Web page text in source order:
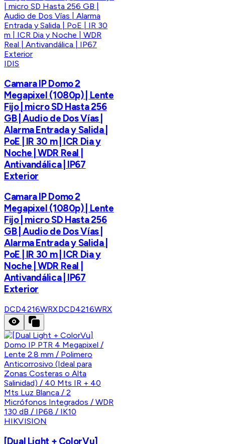
IDIS
Camara IP Domo 2
Megapixel (1080p) | Lente
Fijo | micro SD Hasta 256
GB | Audio de Dos Vías |
Alarma Entrada y Salida |
PoE | IR 30 m | ICR Dia y
Noche | WDR Real |
Antivandálica | IP67
Exterior
Camara IP Domo 2
Megapixel (1080p) | Lente
Fijo | micro SD Hasta 256
GB | Audio de Dos Vías |
Alarma Entrada y Salida |
PoE | IR 30 m | ICR Dia y
Noche | WDR Real |
Antivandálica | IP67
Exterior
DCD4216WRXDCD4216WRX
HIKVISION
[Dual Light + ColorVu]